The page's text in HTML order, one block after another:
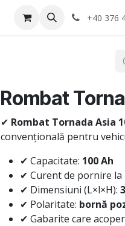
Service-uri montaj +40 376
Rombat
✔ Rombat Tornada Asia
convențională pentru
✔ Capacitate: 100 Ah
✔ Curent de pornire la
✔ Dimensiuni (L×l×H):
✔ Polaritate: bornă
✔ Gabarite care